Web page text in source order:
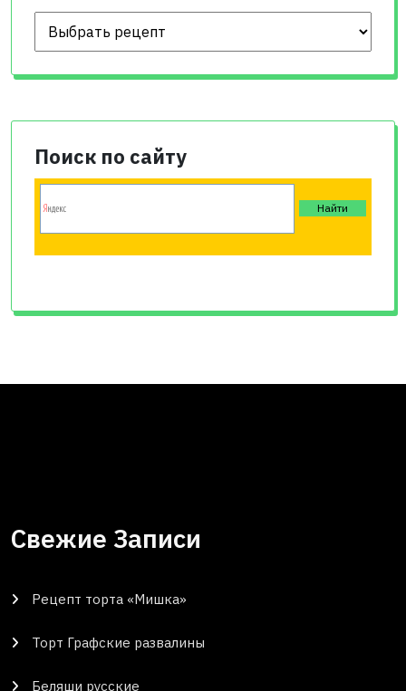
Поиск по сайту
Свежие Записи
Рецепт торта «Мишка»
Торт Графские развалины
Беляши русские